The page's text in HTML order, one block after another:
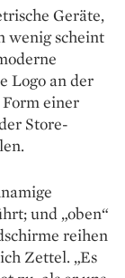
Geräte,
wenig scheint
Logo an der
einer
Store-
und „oben“
reihen
Zettel. „Es